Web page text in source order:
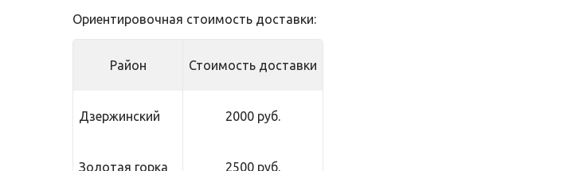
Ориентировочная стоимость доставки:
Район Стоимость доставки
Дзержинский 2000 руб.
Золотая горка 2500 руб.